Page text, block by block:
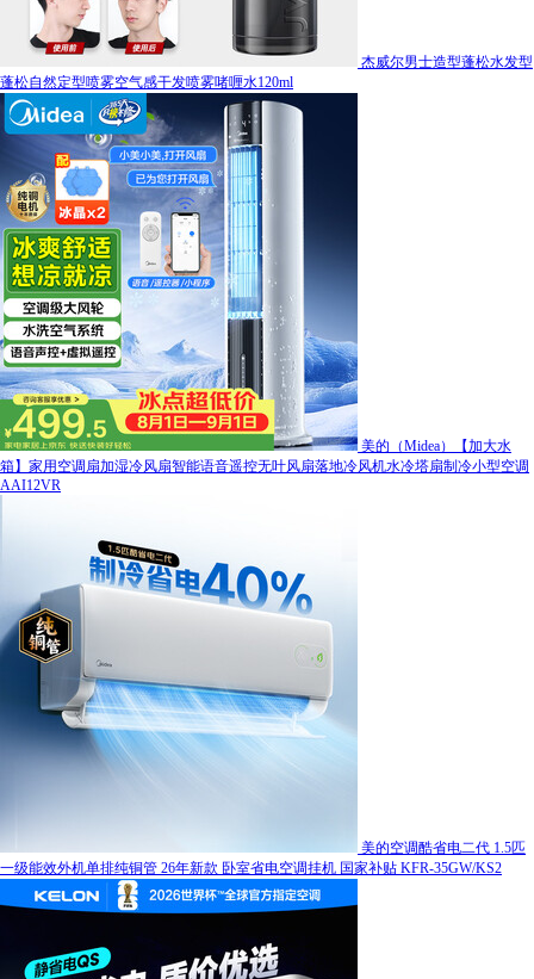
杰威尔男士造型蓬松水发型
蓬松自然定型喷雾空气感干发喷雾啫喱水120ml
美的（Midea）【加大水
箱】家用空调扇加湿冷风扇智能语音遥控无叶风扇落地冷风机水冷塔扇制冷小型空调
AAI12VR
美的空调酷省电二代 1.5匹
一级能效外机单排纯铜管 26年新款 卧室省电空调挂机 国家补贴 KFR-35GW/KS2